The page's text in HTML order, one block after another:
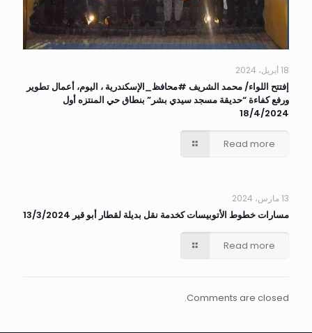
18 أبريل، 2024
إفتتح اللواء/ محمد الشريف #محافظ_الإسكندرية ، اليوم، أعمال تطوير
ورفع كفاءة “حديقة مسجد سيدي بشر” بنطاق حي المنتزه أول
18/4/2024
Read more
13 مارس، 2024
مسارات خطوط الأتوبيسات كخدمة نقل بديلة لقطار أبو قير 13/3/2024
Read more
Comments are closed.